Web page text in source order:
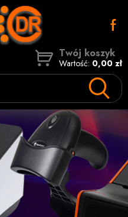
Twój koszyk
Wartość: 0,00 zł
Terminal za 0 zł
Zobacz